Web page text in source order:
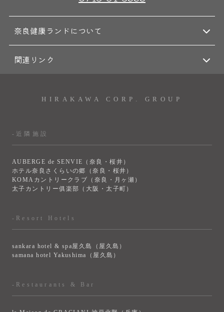
奈良健康ランドについて
関連リンク
HIRAKAWA CORP. GROUP
-近隣施設
AUBERGE de SENVIE（奈良・桜井）
ホテル奈良さくらいの郷（奈良・桜井）
KOMAカントリークラブ（奈良・月ヶ瀬）
太子カントリー俱楽部（大阪・太子町）
-Resort Hotels
sankara hotel & spa屋久島（屋久島）
samana hotel Yakushima（屋久島）
-Restaurants & Bar